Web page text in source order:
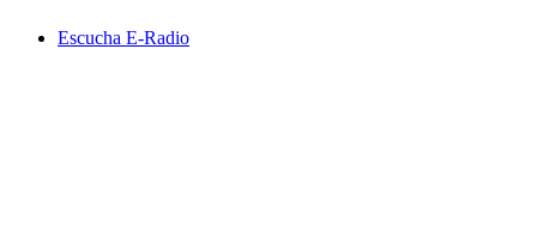
Escucha E-Radio